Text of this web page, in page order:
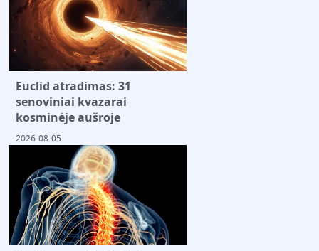
Euclid atradimas: 31
senoviniai kvazarai
kosminėje aušroje
2026-08-05